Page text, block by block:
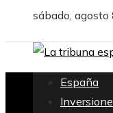
sábado, agosto
España